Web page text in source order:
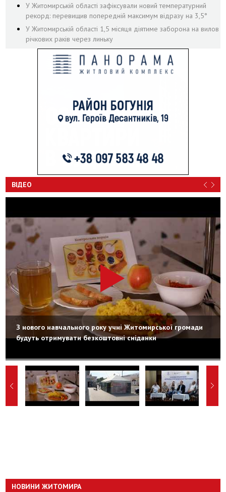
У Житомирській області зафіксували новий температурний
рекорд: перевищив попередній максимум відразу на 3,5°
У Житомирській області 1,5 місяця діятиме заборона на вилов
річкових раків через линьку
ВІДЕО
З нового навчального року учні Житомирської громади
будуть отримувати безкоштовні сніданки
НОВИНИ ЖИТОМИРА